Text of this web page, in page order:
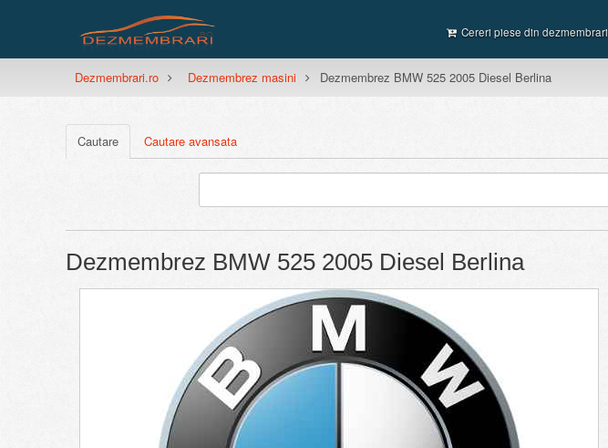
Cereri piese din dezmembrari
Dezmembrari.ro Dezmembrez masini Dezmembrez BMW 525 2005 Diesel Berlina
Cautare Cautare avansata
Dezmembrez BMW 525 2005 Diesel Berlina